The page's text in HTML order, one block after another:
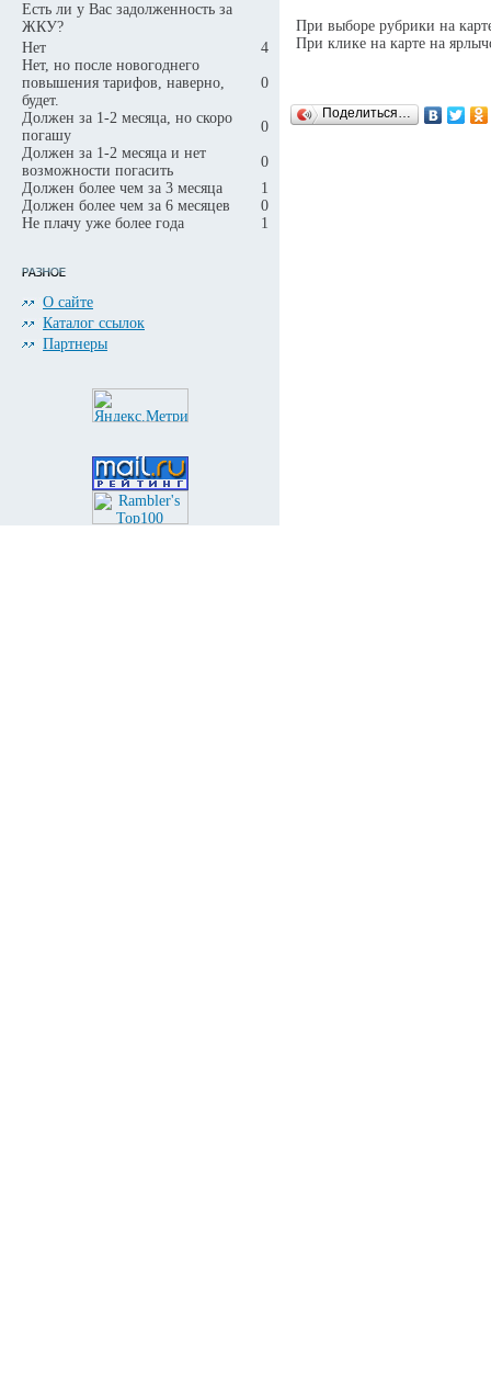
Есть ли у Вас задолженность за
ЖКУ?
Нет
4
Нет, но после новогоднего
повышения тарифов, наверно,
будет.
0
Должен за 1-2 месяца, но скоро
погашу
0
Должен за 1-2 месяца и нет
возможности погасить
0
Должен более чем за 3 месяца
1
Должен более чем за 6 месяцев
0
Не плачу уже более года
1
О сайте
Каталог ссылок
Партнеры
При выборе рубрики на
При клике на карте на
Поделиться…